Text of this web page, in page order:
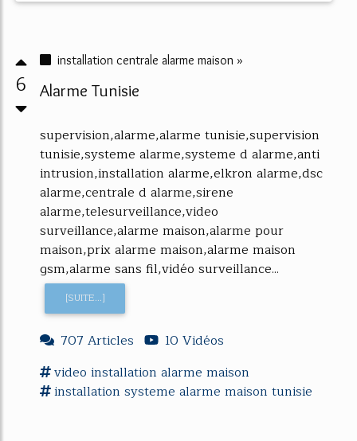
6
installation centrale alarme maison »
Alarme Tunisie
supervision,alarme,alarme tunisie,supervision
tunisie,systeme alarme,systeme d alarme,anti
intrusion,installation alarme,elkron alarme,dsc
alarme,centrale d alarme,sirene
alarme,telesurveillance,video
surveillance,alarme maison,alarme pour
maison,prix alarme maison,alarme maison
gsm,alarme sans fil,vidéo surveillance...
[SUITE...]
707 Articles
10 Vidéos
video installation alarme maison
installation systeme alarme maison tunisie